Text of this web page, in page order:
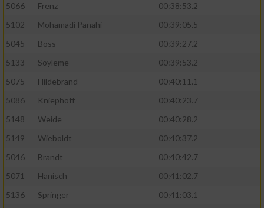
5066
Frenz
00:38:53.2
5102
Mohamadi Panahi
00:39:05.5
5045
Boss
00:39:27.2
5133
Soyleme
00:39:53.2
5075
Hildebrand
00:40:11.1
5086
Kniephoff
00:40:23.7
5148
Weide
00:40:28.2
5149
Wieboldt
00:40:37.2
5046
Brandt
00:40:42.7
5071
Hanisch
00:41:02.7
5136
Springer
00:41:03.1